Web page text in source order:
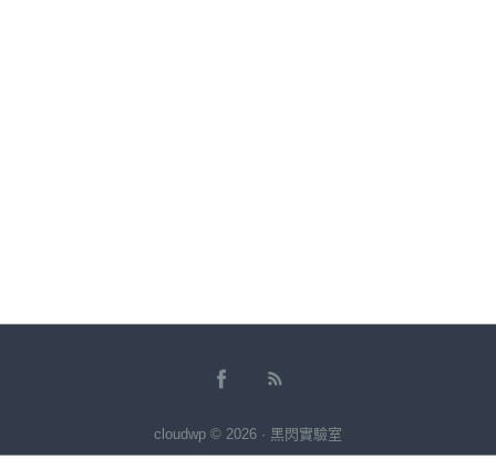
cloudwp © 2026 · 黑閃實驗室